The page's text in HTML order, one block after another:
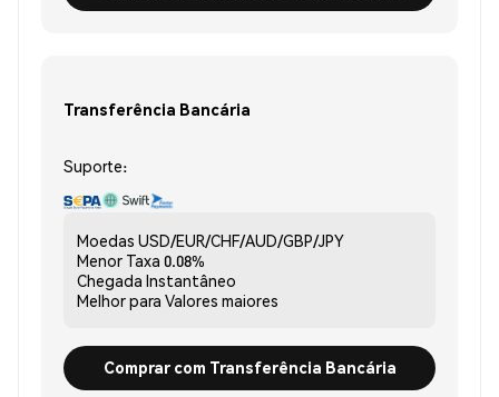
Transferência Bancária
Suporte:
Moedas USD/EUR/CHF/AUD/GBP/JPY
Menor Taxa 0.08%
Chegada Instantâneo
Melhor para Valores maiores
Comprar com Transferência Bancária